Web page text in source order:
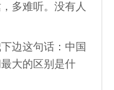
多难听。没有人
边这句话：中国
大的区别是什